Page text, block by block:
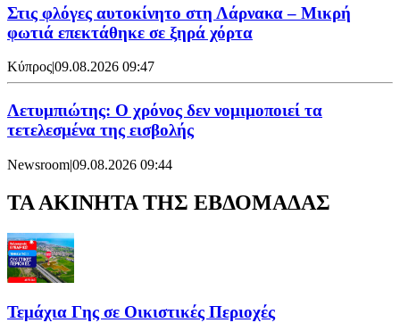
Στις φλόγες αυτοκίνητο στη Λάρνακα – Μικρή
φωτιά επεκτάθηκε σε ξηρά χόρτα
Κύπρος09.08.2026 09:47
Λετυμπιώτης: Ο χρόνος δεν νομιμοποιεί τα
τετελεσμένα της εισβολής
Newsroom|09.08.2026 09:44
ΤΑ ΑΚΙΝΗΤΑ ΤΗΣ ΕΒΔΟΜΑΔΑΣ
Τεμάχια Γης σε Οικιστικές Περιοχές